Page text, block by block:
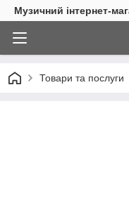
Музичний інтернет-
Товари та послуги